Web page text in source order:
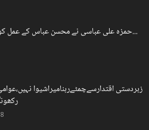
حمزہ علی عباسی نے محسن عباس کے عمل کو ناقابلِ معافی...
زبردستی اقتدارسےچمٹےرہنامیراشیوا